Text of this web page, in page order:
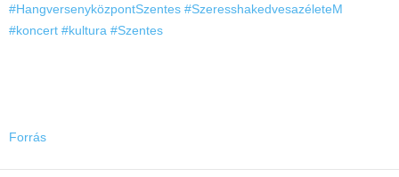
#HangversenyközpontSzentes #SzeresshakedvesazéleteM
#koncert #kultura #Szentes
Forrás